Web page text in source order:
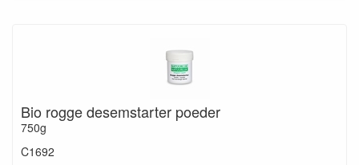
Bio rogge desemstarter poeder
750g
C1692